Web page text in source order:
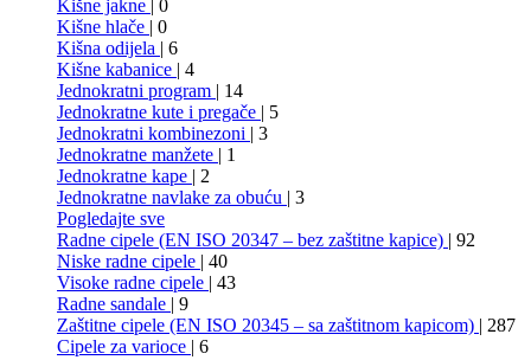
Kišne jakne | 0
Kišne hlače | 0
Kišna odijela | 6
Kišne kabanice | 4
Jednokratni program | 14
Jednokratne kute i pregače | 5
Jednokratni kombinezoni | 3
Jednokratne manžete | 1
Jednokratne kape | 2
Jednokratne navlake za obuću | 3
Pogledajte sve
Radne cipele (EN ISO 20347 – bez zaštitne kapice) | 92
Niske radne cipele | 40
Visoke radne cipele | 43
Radne sandale | 9
Zaštitne cipele (EN ISO 20345 – sa zaštitnom kapicom) | 287
Cipele za varioce | 6